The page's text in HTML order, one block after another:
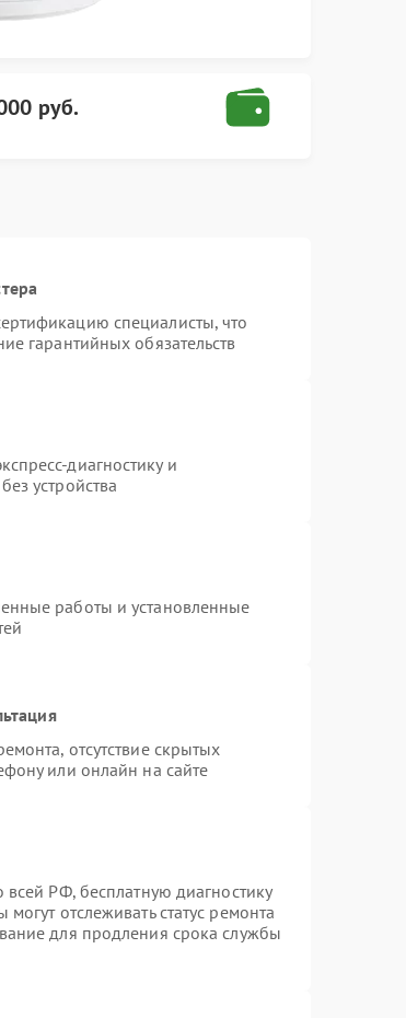
руб.
специалисты, что
гарантийных обязательств
диагностику и
устройства
работы и установленные
отсутствие скрытых
или онлайн на сайте
РФ, бесплатную диагностику
отслеживать статус ремонта
для продления срока службы